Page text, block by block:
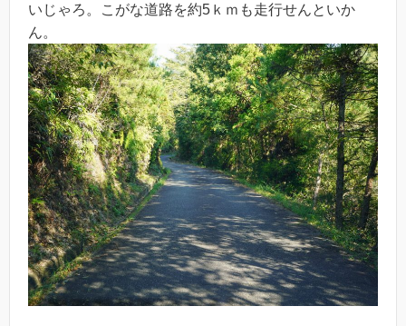
いじゃろ。こがな道路を約5ｋｍも走行せんといか
ん。